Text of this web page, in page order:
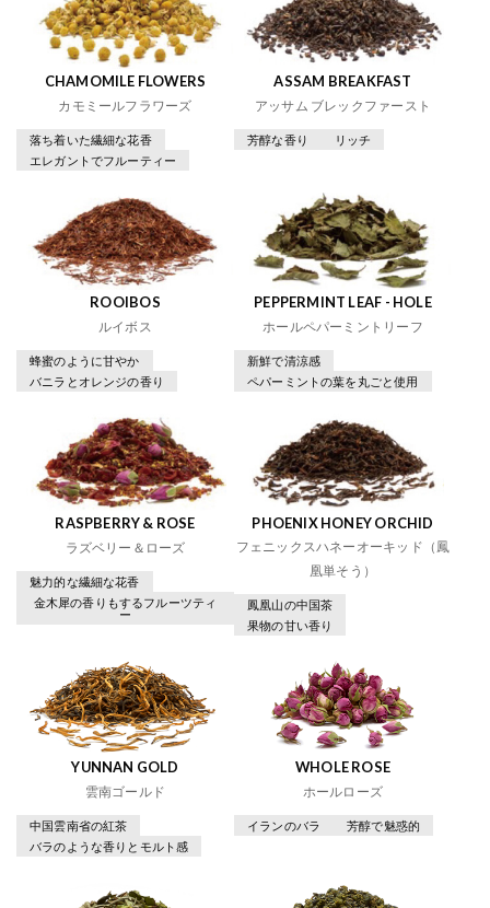
CHAMOMILE FLOWERS
カモミールフラワーズ
落ち着いた繊細な花香
エレガントでフルーティー
ASSAM BREAKFAST
アッサム ブレックファースト
芳醇な香り リッチ
ROOIBOS
ルイボス
蜂蜜のように甘やか
バニラとオレンジの香り
PEPPERMINT LEAF - HOLE
ホールペパーミントリーフ
新鮮で清涼感
ペパーミントの葉を丸ごと使用
RASPBERRY & ROSE
ラズベリー＆ローズ
魅力的な繊細な花香
金木犀の香りもするフルーツティ
ー
PHOENIX HONEY ORCHID
フェニックスハネーオーキッド（鳳
凰単そう）
鳳凰山の中国茶
果物の甘い香り
YUNNAN GOLD
雲南ゴールド
中国雲南省の紅茶
バラのような香りとモルト感
WHOLE ROSE
ホールローズ
イランのバラ 芳醇で魅惑的